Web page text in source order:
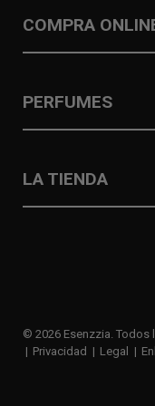
COMPRA
PERFUMES
LA TIENDA
© 2026 Esenzzia.
Privacidad
Legal